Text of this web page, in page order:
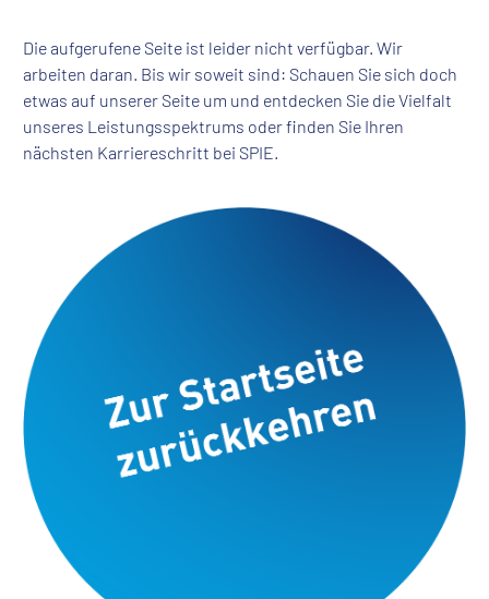
Die aufgerufene Seite ist leider nicht verfügbar. Wir
arbeiten daran. Bis wir soweit sind: Schauen Sie sich doch
etwas auf unserer Seite um und entdecken Sie die Vielfalt
unseres Leistungsspektrums oder finden Sie Ihren
nächsten Karriereschritt bei SPIE.